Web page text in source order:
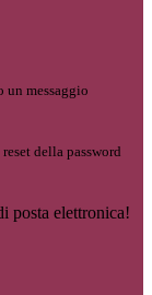
un messaggio
della password
posta elettronica!